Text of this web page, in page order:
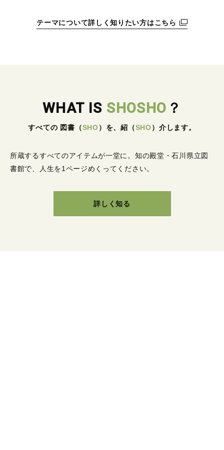
テーマについて詳しく知りたい方はこちら
WHAT IS SHOSHO ？
すべての 図書 （SHO） を、紹 （SHO） 介します。
所蔵するすべてのアイテムが一堂に。 知の殿堂・石川県立図
書館で、人生を1ページめくってください。
詳しく知る